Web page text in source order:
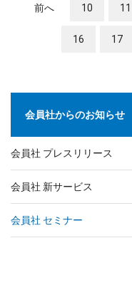
前へ 10 11
16 17
会員社からのお知らせ
会員社 プレスリリース
会員社 新サービス
会員社 セミナー